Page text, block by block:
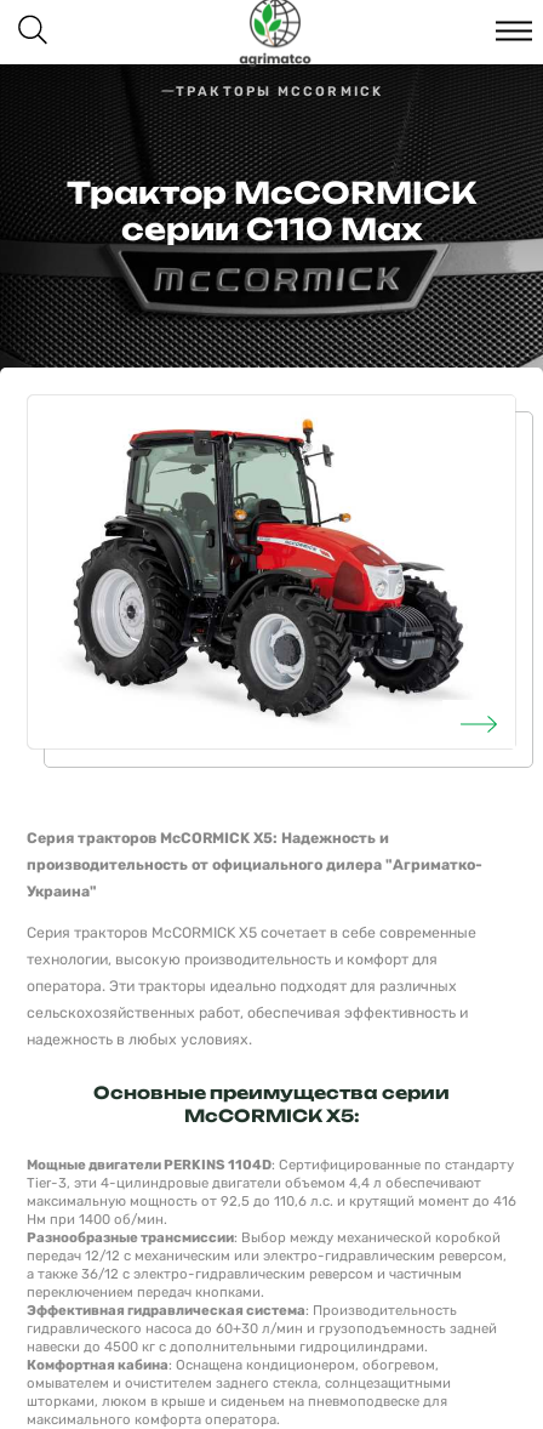
ТРАКТОРЫ MCCORMICK
Трактор McCORMICK
серии C110 Max
Серия тракторов McCORMICK X5: Надежность и
производительность от официального дилера "Агриматко-
Украина"
Серия тракторов McCORMICK X5 сочетает в себе современные
технологии, высокую производительность и комфорт для
оператора. Эти тракторы идеально подходят для различных
сельскохозяйственных работ, обеспечивая эффективность и
надежность в любых условиях.
Основные преимущества серии
McCORMICK X5:
Мощные двигатели PERKINS 1104D: Сертифицированные по стандарту
Tier-3, эти 4-цилиндровые двигатели объемом 4,4 л обеспечивают
максимальную мощность от 92,5 до 110,6 л.с. и крутящий момент до 416
Нм при 1400 об/мин.
Разнообразные трансмиссии: Выбор между механической коробкой
передач 12/12 с механическим или электро-гидравлическим реверсом,
а также 36/12 с электро-гидравлическим реверсом и частичным
переключением передач кнопками.
Эффективная гидравлическая система: Производительность
гидравлического насоса до 60+30 л/мин и грузоподъемность задней
навески до 4500 кг с дополнительными гидроцилиндрами.
Комфортная кабина: Оснащена кондиционером, обогревом,
омывателем и очистителем заднего стекла, солнцезащитными
шторками, люком в крыше и сиденьем на пневмоподвеске для
максимального комфорта оператора.